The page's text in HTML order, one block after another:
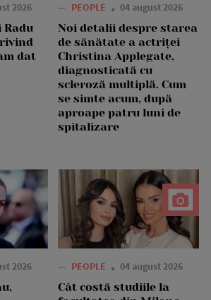
2026
Radu
dat
— PEOPLE 04 august 2026
Noi detalii despre starea
de sănătate a actriței
Christina Applegate,
diagnosticată cu
scleroză multiplă. Cum
se simte acum, după
aproape patru luni de
spitalizare
2026 — PEOPLE 04 august 2026
Cât costă studiile la